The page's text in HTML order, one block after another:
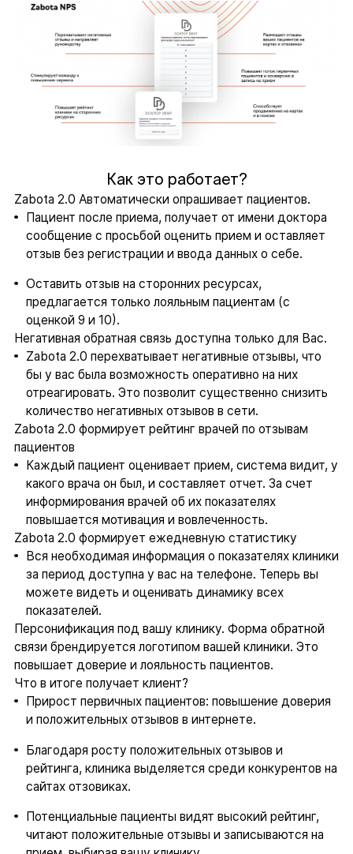
Как это работает?
Zabota 2.0 Автоматически опрашивает пациентов.
Пациент после приема, получает от имени доктора
сообщение с просьбой оценить прием и оставляет
отзыв без регистрации и ввода данных о себе.
Оставить отзыв на сторонних ресурсах,
предлагается только лояльным пациентам (с
оценкой 9 и 10).
Негативная обратная связь доступна только для Вас.
Zabota 2.0 перехватывает негативные отзывы, что
бы у вас была возможность оперативно на них
отреагировать. Это позволит существенно снизить
количество негативных отзывов в сети.
Zabota 2.0 формирует рейтинг врачей по отзывам
пациентов
Каждый пациент оценивает прием, система видит, у
какого врача он был, и составляет отчет. За счет
информирования врачей об их показателях
повышается мотивация и вовлеченность.
Zabota 2.0 формирует ежедневную статистику
Вся необходимая информация о показателях клиники
за период доступна у вас на телефоне. Теперь вы
можете видеть и оценивать динамику всех
показателей.
Персонификация под вашу клинику. Форма обратной
связи брендируется логотипом вашей клиники. Это
повышает доверие и лояльность пациентов.
Что в итоге получает клиент?
Прирост первичных пациентов: повышение доверия
и положительных отзывов в интернете.
Благодаря росту положительных отзывов и
рейтинга, клиника выделяется среди конкурентов на
сайтах отзовиках.
Потенциальные пациенты видят высокий рейтинг,
читают положительные отзывы и записываются на